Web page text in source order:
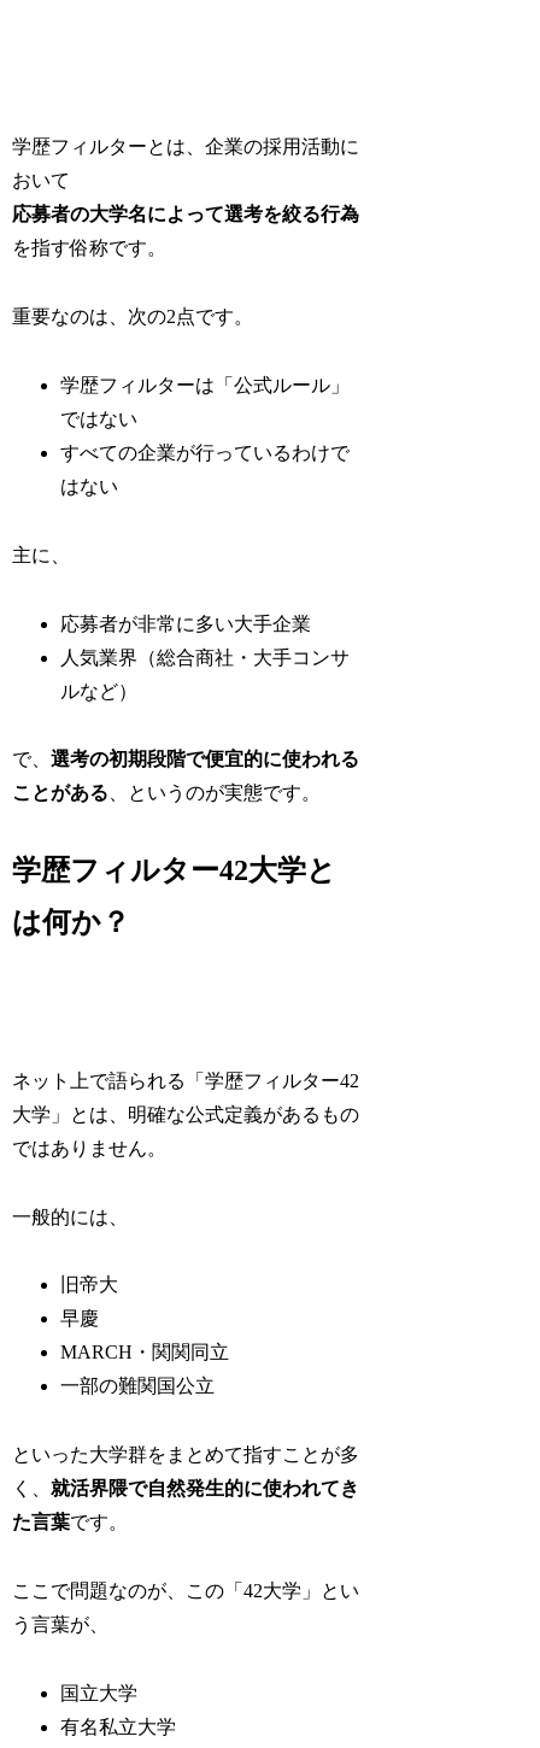
学歴フィルターとは、企業の採用活動に
おいて
応募者の大学名によって選考を絞る行為
を指す俗称です。
重要なのは、次の2点です。
学歴フィルターは「公式ルール」
ではない
すべての企業が行っているわけで
はない
主に、
応募者が非常に多い大手企業
人気業界（総合商社・大手コンサ
ルなど）
で、選考の初期段階で便宜的に使われる
ことがある、というのが実態です。
学歴フィルター42大学と
は何か？
ネット上で語られる「学歴フィルター42
大学」とは、明確な公式定義があるもの
ではありません。
一般的には、
旧帝大
早慶
MARCH・関関同立
一部の難関国公立
といった大学群をまとめて指すことが多
く、就活界隈で自然発生的に使われてき
た言葉です。
ここで問題なのが、この「42大学」とい
う言葉が、
国立大学
有名私立大学